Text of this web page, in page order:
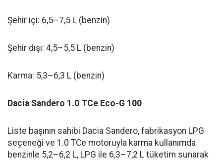
Şehir içi: 6,5–7,5 L (benzin)
Şehir dışı: 4,5–5,5 L (benzin)
Karma: 5,3–6,3 L (benzin)
Dacia Sandero 1.0 TCe Eco-G 100
Liste başının sahibi Dacia Sandero, fabrikasyon LPG
seçeneği ve 1.0 TCe motoruyla karma kullanımda
benzinle 5,2–6,2 L, LPG ile 6,3–7,2 L tüketim sunarak